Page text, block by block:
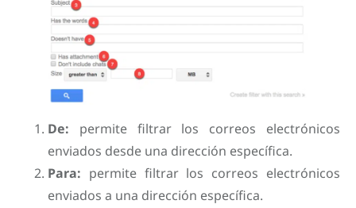
De: permite filtrar los correos electrónicos
enviados desde una dirección específica.
Para: permite filtrar los correos electrónicos
enviados a una dirección específica.